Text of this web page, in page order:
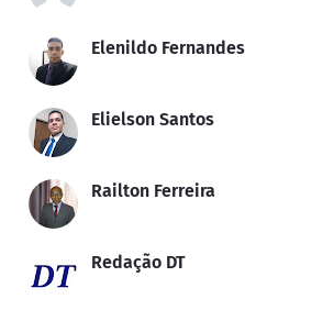
Elenildo Fernandes
Elielson Santos
Railton Ferreira
Redação DT